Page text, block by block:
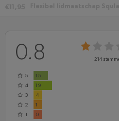
0.8 214
5
15
4
19
3
4
2
1
1
0